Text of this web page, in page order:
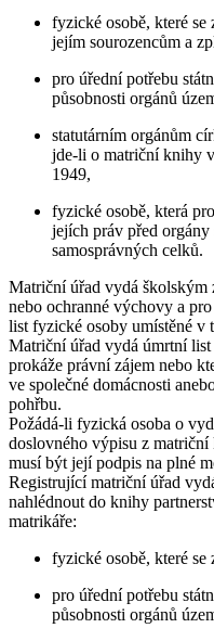
fyzické osobě, které
jejím sourozencům a
pro úřední potřebu
působnosti orgánů
statutárním orgánům
jde-li o matriční knihy
1949,
fyzické osobě, která
jejích práv před orgány
samosprávných celků.
Matriční úřad vydá
nebo ochranné výchovy a
list fyzické osoby umístěné v
Matriční úřad vydá úmrtní
prokáže právní zájem nebo
ve společné domácnosti
pohřbu.
Požádá-li fyzická osoba o
doslovného výpisu z
musí být její podpis na plné
Registrující matriční úřad
nahlédnout do knihy
matrikáře:
fyzické osobě, které
pro úřední potřebu
působnosti orgánů